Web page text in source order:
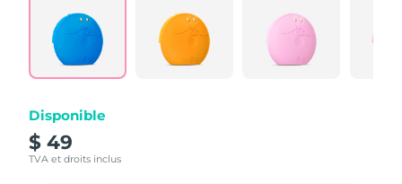
Disponible
$ 49
TVA et droits inclus